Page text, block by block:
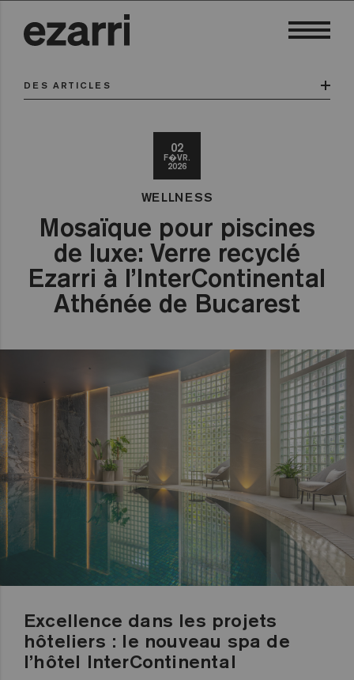
DES ARTICLES
02
F�VR.
2026
WELLNESS
Mosaïque pour piscines
de luxe: Verre recyclé
Ezarri à l’InterContinental
Athénée de Bucarest
Excellence dans les projets
hôteliers : le nouveau spa de
l’hôtel InterContinental